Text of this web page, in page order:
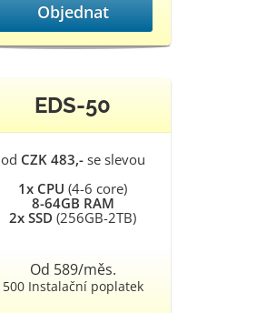
Objednat
EDS-50
od CZK 483,-se slevou
1x CPU (4-6 core)
8-64GB RAM
2x SSD (256GB-2TB)
Od 589/měs.
500 Instalační poplatek